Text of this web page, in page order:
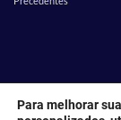
Estatística
Para melhorar